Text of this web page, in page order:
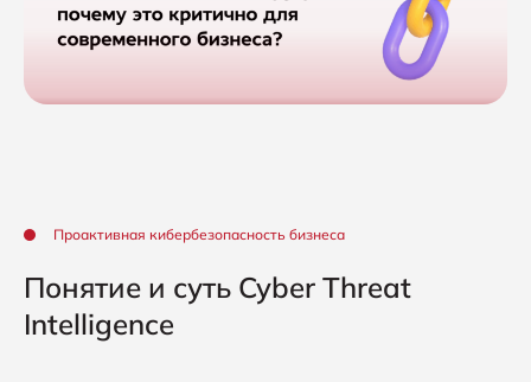
Проактивная кибербезопасность бизнеса
Понятие и суть Cyber Threat
Intelligence